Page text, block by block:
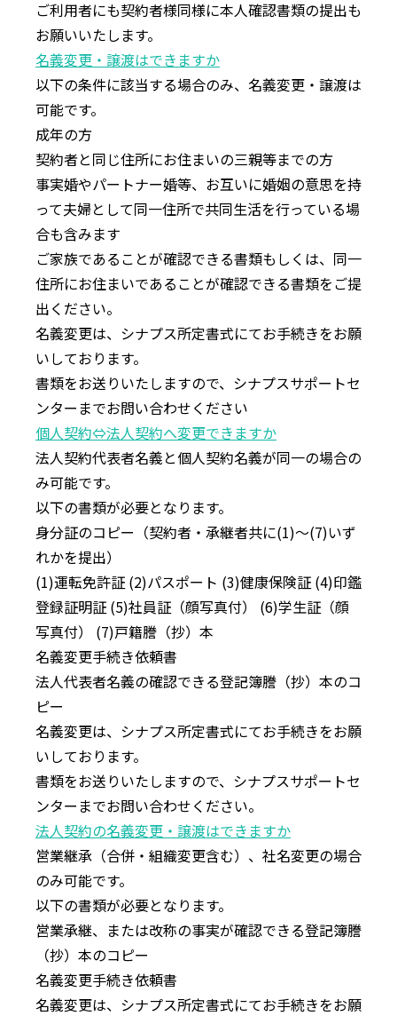
ご利⽤者にも契約者様同様に本⼈確認書類の提出も
お願いいたします。
名義変更・譲渡はできますか
以下の条件に該当する場合のみ、名義変更・譲渡は
可能です。
成年の方
契約者と同じ住所にお住まいの三親等までの⽅
事実婚やパートナー婚等、お互いに婚姻の意思を持
って夫婦として同⼀住所で共同⽣活を⾏っている場
合も含みます
ご家族であることが確認できる書類もしくは、同⼀
住所にお住まいであることが確認できる書類をご提
出ください。
名義変更は、シナプス所定書式にてお⼿続きをお願
いしております。
書類をお送りいたしますので、シナプスサポートセ
ンターまでお問い合わせください
個⼈契約⇔法⼈契約へ変更できますか
法⼈契約代表者名義と個⼈契約名義が同⼀の場合の
み可能です。
以下の書類が必要となります。
⾝分証のコピー（契約者・承継者共に(1)〜(7)いず
れかを提出）
(1)運転免許証 (2)パスポート (3)健康保険証 (4)印鑑
登録証明証 (5)社員証（顔写真付） (6)学⽣証（顔
写真付） (7)⼾籍謄（抄）本
名義変更⼿続き依頼書
法⼈代表者名義の確認できる登記簿謄（抄）本のコ
ピー
名義変更は、シナプス所定書式にてお⼿続きをお願
いしております。
書類をお送りいたしますので、シナプスサポートセ
ンターまでお問い合わせください。
法⼈契約の名義変更・譲渡はできますか
営業継承（合併・組織変更含む）、社名変更の場合
のみ可能です。
以下の書類が必要となります。
営業承継、または改称の事実が確認できる登記簿謄
（抄）本のコピー
名義変更⼿続き依頼書
名義変更は、シナプス所定書式にてお⼿続きをお願